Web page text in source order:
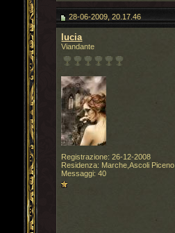
28-06-2009, 20.17.46
lucia
Viandante
Registrazione: 26-12-2008
Residenza: Marche,Ascoli Piceno
Messaggi: 40